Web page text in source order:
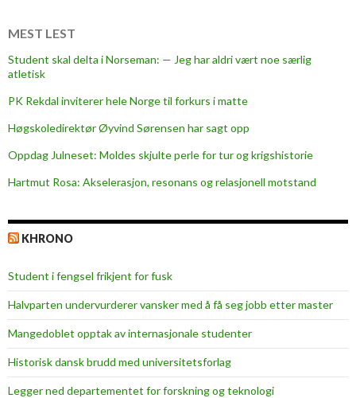
e
MEST LEST
Student skal delta i Norseman: — Jeg har aldri vært noe særlig
atletisk
PK Rekdal inviterer hele Norge til forkurs i matte
Høgskoledirektør Øyvind Sørensen har sagt opp
Oppdag Julneset: Moldes skjulte perle for tur og krigshistorie
Hartmut Rosa: Akselerasjon, resonans og relasjonell motstand
KHRONO
Student i fengsel frikjent for fusk
Halvparten undervurderer vansker med å få seg jobb etter master
Mangedoblet opptak av internasjonale studenter
Historisk dansk brudd med universitetsforlag
Legger ned departementet for forskning og teknologi